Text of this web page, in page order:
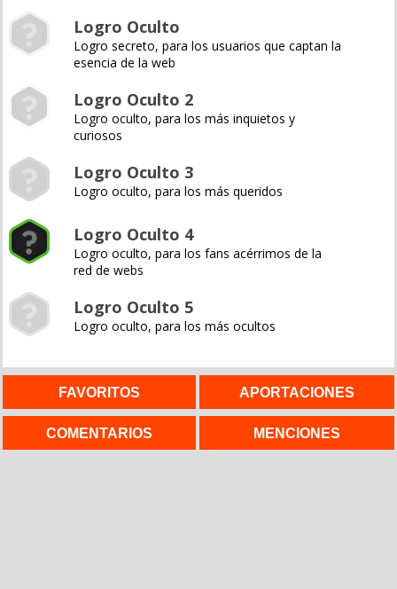
Logro Oculto
Logro secreto, para los usuarios que captan la
esencia de la web
Logro Oculto 2
Logro oculto, para los más inquietos y
curiosos
Logro Oculto 3
Logro oculto, para los más queridos
Logro Oculto 4
Logro oculto, para los fans acérrimos de la
red de webs
Logro Oculto 5
Logro oculto, para los más ocultos
FAVORITOS APORTACIONES
COMENTARIOS MENCIONES